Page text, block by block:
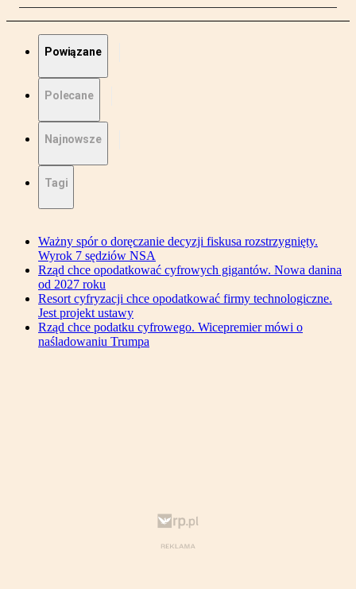
Powiązane
Polecane
Najnowsze
Tagi
Ważny spór o doręczanie decyzji fiskusa rozstrzygnięty.
Wyrok 7 sędziów NSA
Rząd chce opodatkować cyfrowych gigantów. Nowa danina
od 2027 roku
Resort cyfryzacji chce opodatkować firmy technologiczne.
Jest projekt ustawy
Rząd chce podatku cyfrowego. Wicepremier mówi o
naśladowaniu Trumpa